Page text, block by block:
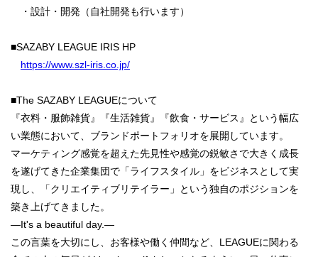
・設計・開発（自社開発も行います）
■SAZABY LEAGUE IRIS HP
https://www.szl-iris.co.jp/
■The SAZABY LEAGUEについて
『衣料・服飾雑貨』『生活雑貨』『飲食・サービス』という幅広
い業態において、ブランドポートフォリオを展開しています。
マーケティング感覚を超えた先見性や感覚の鋭敏さで大きく成長
を遂げてきた企業集団で「ライフスタイル」をビジネスとして実
現し、「クリエイティブリテイラー」という独自のポジションを
築き上げてきました。
―It's a beautiful day.―
この言葉を大切にし、お客様や働く仲間など、LEAGUEに関わる